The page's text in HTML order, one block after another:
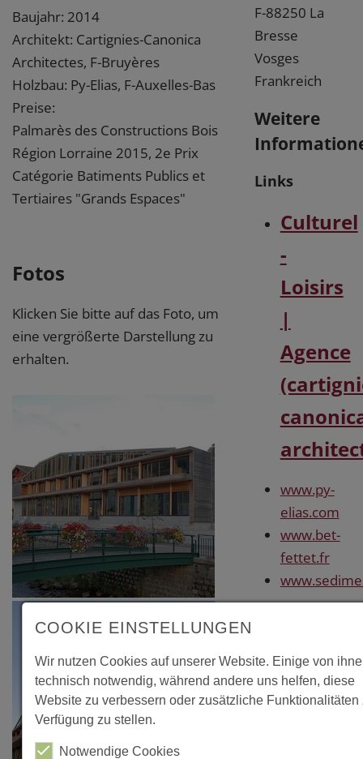
Baujahr: 2014
Architekt: Cartignies-Canonica
Architectes, F-Bruyères
Holzbau: Py-Elias, F-Auxelles-Bas
Preise:
Palmarès des Constructions Bois
Région Lorraine 2015, 2e Prix
Catégorie Batiments Publics et
Tertiaires "Grands Espaces"
Fotos
Klicken Sie bitte auf das Foto, um
eine vergrößerte Darstellung zu
erhalten.
F-88250 La
Bresse
Vosges
Frankreich
Weitere
Links
Culturel
-
Loisirs
|
Agence
www.py-
elias.com
www.bet-
fettet.fr
COOKIE EINSTELLUNGEN
Wir nutzen Cookies auf unserer Website. Einige von
technisch notwendig, während andere uns helfen, diese
Website zu verbessern oder zusätzliche Funktionalitäten
Verfügung zu stellen.
Notwendige Cookies